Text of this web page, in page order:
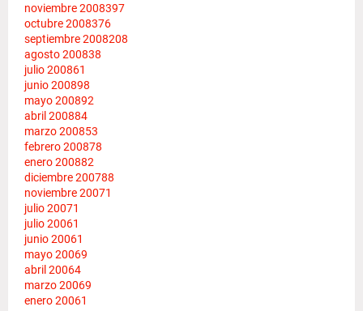
noviembre 2008397
octubre 2008376
septiembre 2008208
agosto 200838
julio 200861
junio 200898
mayo 200892
abril 200884
marzo 200853
febrero 200878
enero 200882
diciembre 200788
noviembre 20071
julio 20071
julio 20061
junio 20061
mayo 20069
abril 20064
marzo 20069
enero 20061